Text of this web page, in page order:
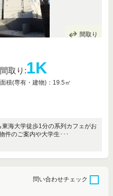
間取り
間取り:1K
面積(専有・建物)：19.5㎡
海大学徒歩1分の系列カフェがお
件のご案内や大学生･･･
問い合わせチェック